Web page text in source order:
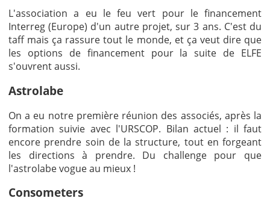
L'association a eu le feu vert pour le financement
Interreg (Europe) d'un autre projet, sur 3 ans. C'est du
taff mais ça rassure tout le monde, et ça veut dire que
les options de financement pour la suite de ELFE
s'ouvrent aussi.
Astrolabe
On a eu notre première réunion des associés, après la
formation suivie avec l'URSCOP. Bilan actuel : il faut
encore prendre soin de la structure, tout en forgeant
les directions à prendre. Du challenge pour que
l'astrolabe vogue au mieux !
Consometers